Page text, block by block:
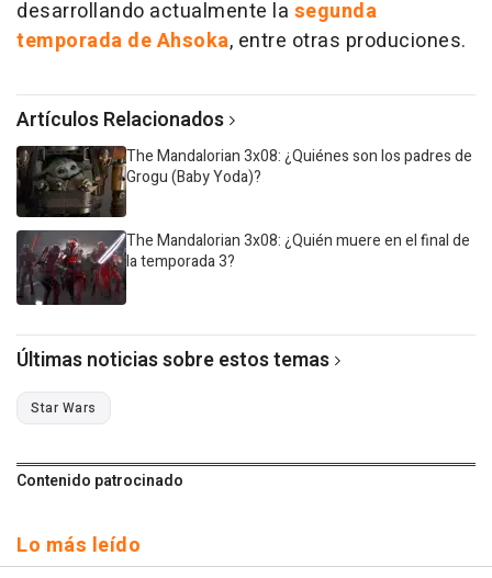
desarrollando actualmente la segunda
temporada de Ahsoka, entre otras produciones.
Artículos Relacionados
The Mandalorian 3x08: ¿Quiénes son los padres de
Grogu (Baby Yoda)?
The Mandalorian 3x08: ¿Quién muere en el final de
la temporada 3?
Últimas noticias sobre estos temas
Star Wars
Contenido patrocinado
Lo más leído